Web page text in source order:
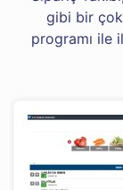
gibi bir
programı ile